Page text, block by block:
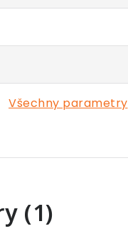
Všechny parametry
(1)